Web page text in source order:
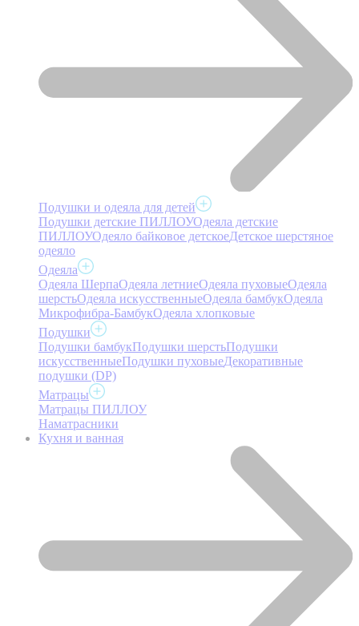
Подушки и одеяла для детей
Подушки детские ПИЛЛОУОдеяла детские
ПИЛЛОУОдеяло байковое детскоеДетское шерстяное
одеяло
Одеяла
Одеяла ШерпаОдеяла летниеОдеяла пуховыеОдеяла
шерстьОдеяла искусственныеОдеяла бамбукОдеяла
Микрофибра-БамбукОдеяла хлопковые
Подушки
Подушки бамбукПодушки шерстьПодушки
искусственныеПодушки пуховыеДекоративные
подушки (DP)
Матрацы
Матрацы ПИЛЛОУ
Наматрасники
Кухня и ванная